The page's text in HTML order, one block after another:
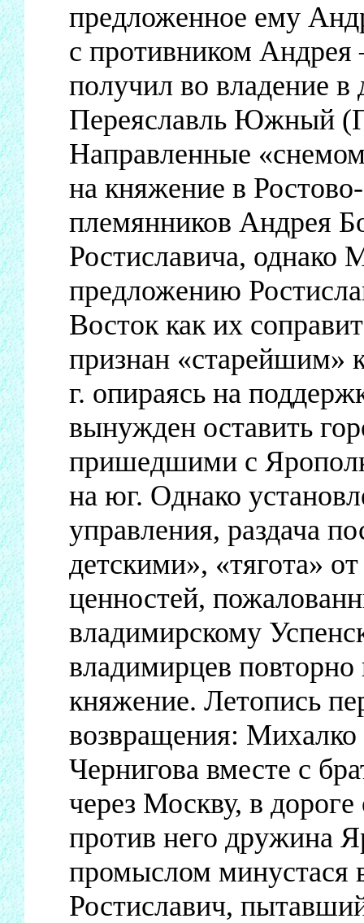
предложенное ему
с противником
получил во владение в
Переяславль Южный
Направленные
на княжение в
племянников Андрея
Ростиславича, однако
предложению
Восток как их
признан «старейшим»
г. опираясь на
вынужден оставить
пришедшими с
на юг. Однако
управления, раздача
детскими», «тягота»
ценностей,
владимирскому
владимирцев
княжение. Летопись
возвращения:
Чернигова вместе с
через Москву, в
против него дружина
промыслом минустася
Ростиславич,